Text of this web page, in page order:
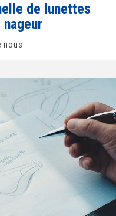
de lunettes
nous